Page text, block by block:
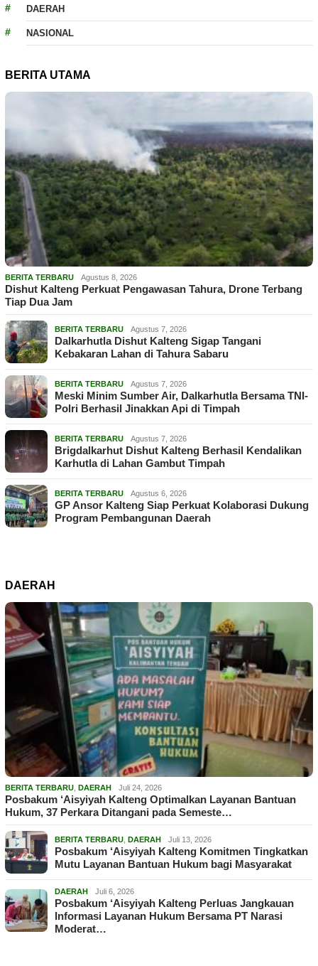
DAERAH
NASIONAL
BERITA UTAMA
BERITA TERBARU Agustus 8, 2026
Dishut Kalteng Perkuat Pengawasan Tahura, Drone Terbang
Tiap Dua Jam
BERITA TERBARU Agustus 7, 2026
Dalkarhutla Dishut Kalteng Sigap Tangani
Kebakaran Lahan di Tahura Sabaru
BERITA TERBARU Agustus 7, 2026
Meski Minim Sumber Air, Dalkarhutla Bersama TNI-
Polri Berhasil Jinakkan Api di Timpah
BERITA TERBARU Agustus 7, 2026
Brigdalkarhut Dishut Kalteng Berhasil Kendalikan
Karhutla di Lahan Gambut Timpah
BERITA TERBARU Agustus 6, 2026
GP Ansor Kalteng Siap Perkuat Kolaborasi Dukung
Program Pembangunan Daerah
DAERAH
BERITA TERBARU DAERAH Juli 24, 2026
Posbakum ‘Aisyiyah Kalteng Optimalkan Layanan Bantuan
Hukum, 37 Perkara Ditangani pada Semeste…
BERITA TERBARU DAERAH Juli 13, 2026
Posbakum ‘Aisyiyah Kalteng Komitmen Tingkatkan
Mutu Layanan Bantuan Hukum bagi Masyarakat
DAERAH Juli 6, 2026
Posbakum ‘Aisyiyah Kalteng Perluas Jangkauan
Informasi Layanan Hukum Bersama PT Narasi
Moderat…